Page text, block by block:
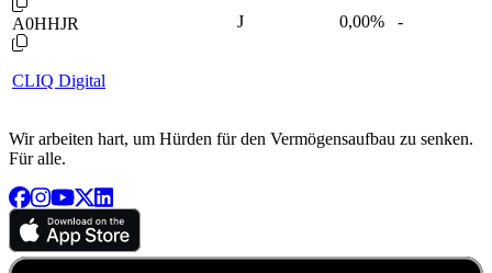
A0HHJR
CLIQ Digital
J 0,00% -
Wir arbeiten hart, um Hürden für den Vermögensaufbau zu senken.
Für alle.